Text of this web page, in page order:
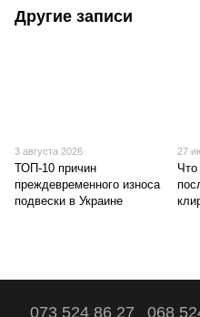
Другие записи
3 августа 2026
ТОП-10 причин
преждевременного износа
подвески в Украине
27
Что
073 524 86 27 068